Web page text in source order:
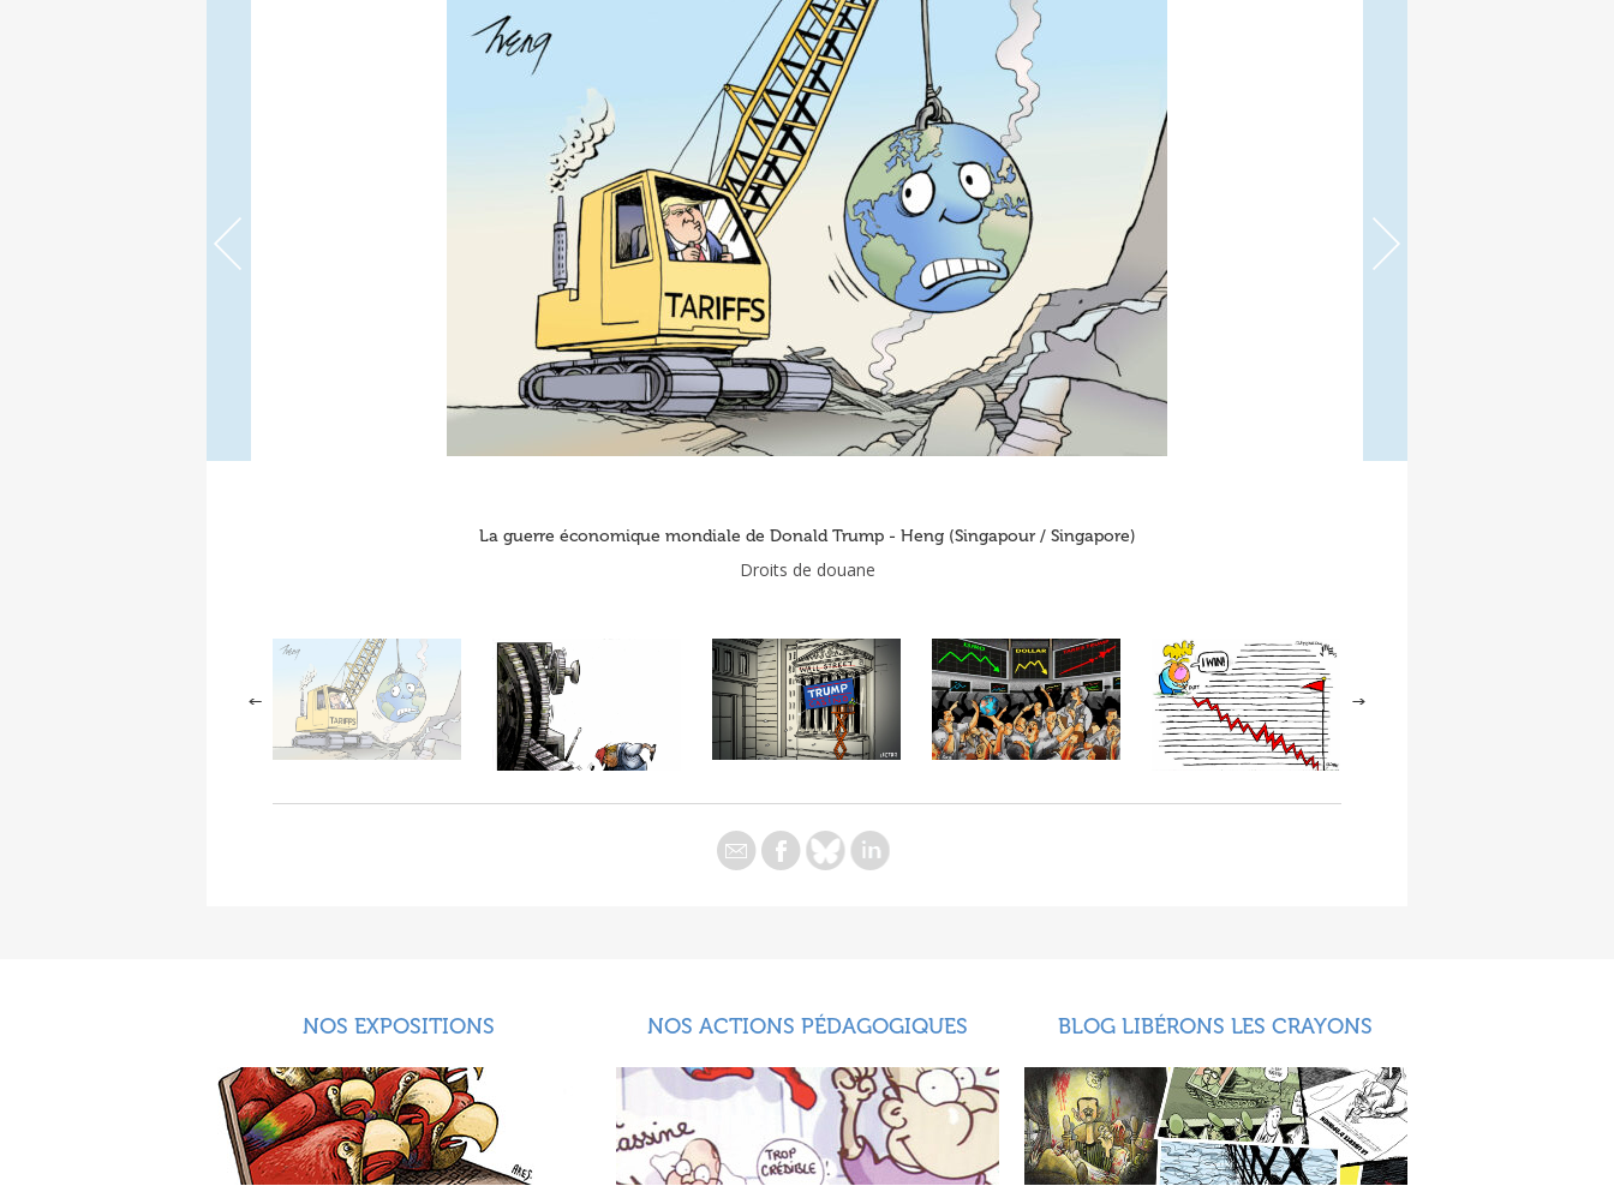
La guerre économique mondiale de Donald Trump - Heng (Singapour / Singapore)
Droits de douane
NOS EXPOSITIONS NOS ACTIONS PÉDAGOGIQUES BLOG LIBÉRONS LES CRAYONS